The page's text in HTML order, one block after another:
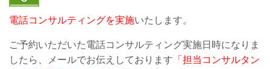
電話コンサルティングを実施いたします。
ご予約いただいた電話コンサルティング実施日時になりま
したら、メールでお伝えしております 「担当コンサルタン